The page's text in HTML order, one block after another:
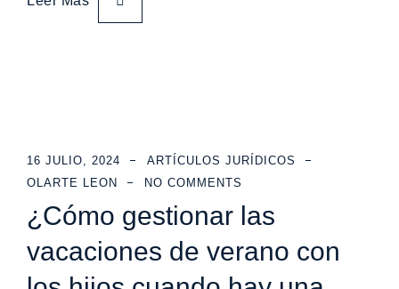
16 JULIO, 2024
ARTÍCULOS JURÍDICOS
OLARTE LEON
NO COMMENTS
¿Cómo gestionar las
vacaciones de verano con